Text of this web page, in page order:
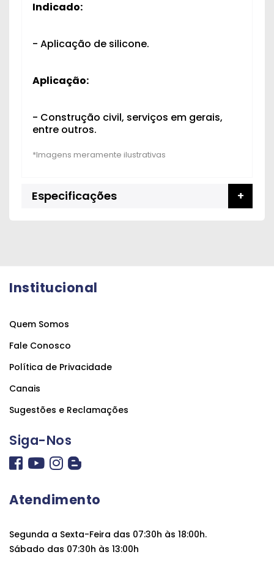
Indicado:
- Aplicação de silicone.
Aplicação:
- Construção civil, serviços em gerais,
entre outros.
Especificações
Institucional
Quem Somos
Fale Conosco
Política de Privacidade
Canais
Sugestões e Reclamações
Siga-Nos
Atendimento
Segunda a Sexta-Feira das 07:30h às 18:00h.
Sábado das 07:30h às 13:00h